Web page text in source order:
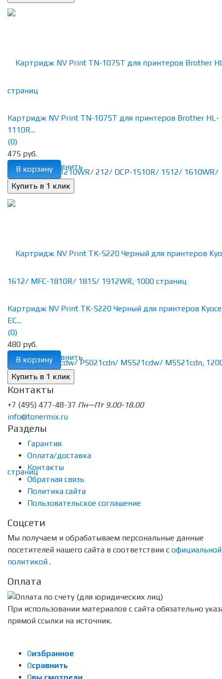
избранное сравнить
Картридж NV Print TN-1075T для принтеров Brother HL-
1110R...
(0)
475 руб.
В корзину
избранное сравнить
Картридж NV Print TK-5220 Черный для принтеров
EC...
(0)
480 руб.
В корзину
Контакты
+7 (495) 477-48-37 Пн—Пт 9.00-18.00
info@tonermix.ru
Разделы
Гарантия
Оплата/доставка
Контакты
Обратная связь
Политика сайта
Пользовательское соглашение
Соцсети
Мы получаем и обрабатываем персональные данные
посетителей нашего сайта в соответствии с официальной
политикой .
Оплата
При использовании материалов с сайта обязательно
прямой ссылки на источник.
0избранное
0сравнить